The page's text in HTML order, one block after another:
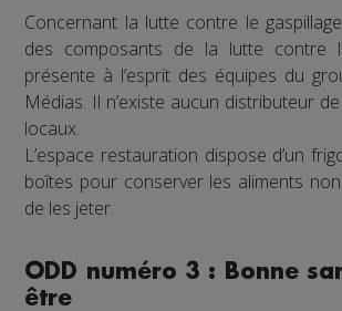
Concernant la lutte contre le gaspillage
des composants de la lutte contre
présente à l’esprit des équipes du
Médias. Il n’existe aucun distributeur
locaux.
L’espace restauration dispose d’un
boîtes pour conserver les aliments
de les jeter.
ODD numéro 3 : Bonne
être